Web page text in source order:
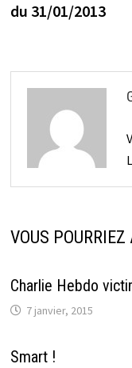
du 31/01/2013
VOUS
Charlie Hebdo
7 janvier, 2015
Smart !